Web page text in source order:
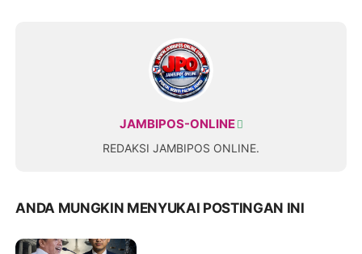
JAMBIPOS-ONLINE
REDAKSI JAMBIPOS ONLINE.
ANDA MUNGKIN MENYUKAI POSTINGAN INI